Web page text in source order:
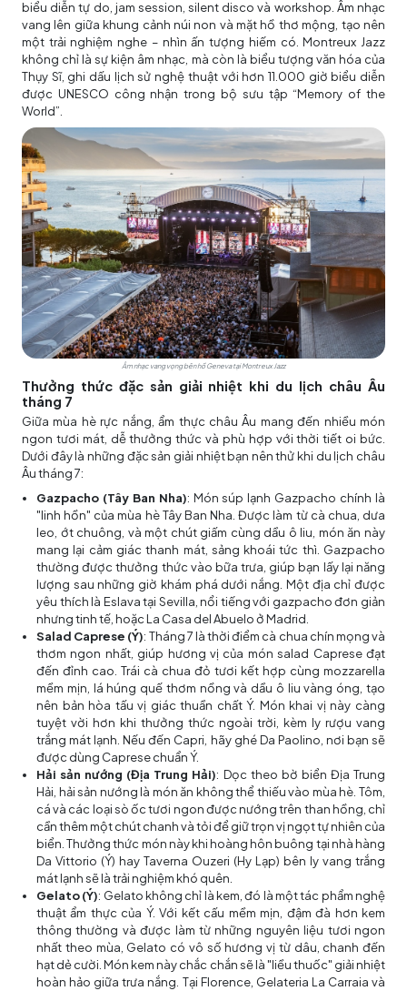
biểu diễn tự do, jam session, silent disco và workshop. Âm nhạc
vang lên giữa khung cảnh núi non và mặt hồ thơ mộng, tạo nên
một trải nghiệm nghe – nhìn ấn tượng hiếm có. Montreux Jazz
không chỉ là sự kiện âm nhạc, mà còn là biểu tượng văn hóa của
Thụy Sĩ, ghi dấu lịch sử nghệ thuật với hơn 11.000 giờ biểu diễn
được UNESCO công nhận trong bộ sưu tập “Memory of the
World”.
Âm nhạc vang vọng bên hồ Geneva tại Montreux Jazz
Thưởng thức đặc sản giải nhiệt khi du lịch châu Âu
tháng 7
Giữa mùa hè rực nắng, ẩm thực châu Âu mang đến nhiều món
ngon tươi mát, dễ thưởng thức và phù hợp với thời tiết oi bức.
Dưới đây là những đặc sản giải nhiệt bạn nên thử khi du lịch châu
Âu tháng 7:
Gazpacho (Tây Ban Nha): Món súp lạnh Gazpacho chính là
"linh hồn" của mùa hè Tây Ban Nha. Được làm từ cà chua, dưa
leo, ớt chuông, và một chút giấm cùng dầu ô liu, món ăn này
mang lại cảm giác thanh mát, sảng khoái tức thì. Gazpacho
thường được thưởng thức vào bữa trưa, giúp bạn lấy lại năng
lượng sau những giờ khám phá dưới nắng. Một địa chỉ được
yêu thích là Eslava tại Sevilla, nổi tiếng với gazpacho đơn giản
nhưng tinh tế, hoặc La Casa del Abuelo ở Madrid.
Salad Caprese (Ý): Tháng 7 là thời điểm cà chua chín mọng và
thơm ngon nhất, giúp hương vị của món salad Caprese đạt
đến đỉnh cao. Trái cà chua đỏ tươi kết hợp cùng mozzarella
mềm mịn, lá húng quế thơm nồng và dầu ô liu vàng óng, tạo
nên bản hòa tấu vị giác thuần chất Ý. Món khai vị này càng
tuyệt vời hơn khi thưởng thức ngoài trời, kèm ly rượu vang
trắng mát lạnh. Nếu đến Capri, hãy ghé Da Paolino, nơi bạn sẽ
được dùng Caprese chuẩn Ý.
Hải sản nướng (Địa Trung Hải): Dọc theo bờ biển Địa Trung
Hải, hải sản nướng là món ăn không thể thiếu vào mùa hè. Tôm,
cá và các loại sò ốc tươi ngon được nướng trên than hồng, chỉ
cần thêm một chút chanh và tỏi để giữ trọn vị ngọt tự nhiên của
biển. Thưởng thức món này khi hoàng hôn buông tại nhà hàng
Da Vittorio (Ý) hay Taverna Ouzeri (Hy Lạp) bên ly vang trắng
mát lạnh sẽ là trải nghiệm khó quên.
Gelato (Ý): Gelato không chỉ là kem, đó là một tác phẩm nghệ
thuật ẩm thực của Ý. Với kết cấu mềm mịn, đậm đà hơn kem
thông thường và được làm từ những nguyên liệu tươi ngon
nhất theo mùa, Gelato có vô số hương vị từ dâu, chanh đến
hạt dẻ cười. Món kem này chắc chắn sẽ là "liều thuốc" giải nhiệt
hoàn hảo giữa trưa nắng. Tại Florence, Gelateria La Carraia và